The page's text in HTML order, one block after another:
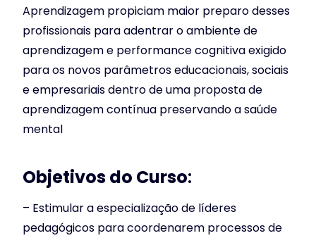
Aprendizagem propiciam maior preparo desses
profissionais para adentrar o ambiente de
aprendizagem e performance cognitiva exigido
para os novos parâmetros educacionais, sociais
e empresariais dentro de uma proposta de
aprendizagem contínua preservando a saúde
mental
Objetivos do Curso:
– Estimular a especialização de líderes
pedagógicos para coordenarem processos de